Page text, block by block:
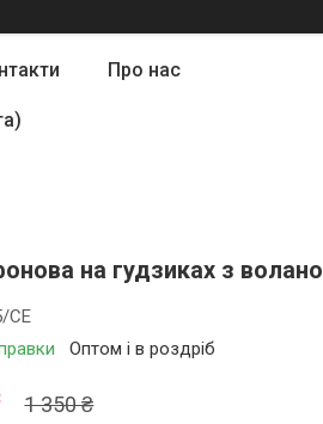
Про нас
на гудзиках з
Оптом і в роздріб
СЕ
1 350 ₴